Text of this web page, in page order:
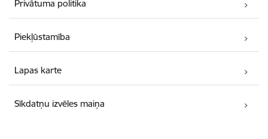
Privātuma politika
Piekļūstamība
Lapas karte
Sīkdatņu izvēles maiņa